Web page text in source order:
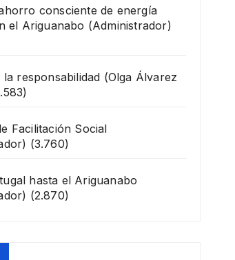
consciente de energía
el Ariguanabo (Administrador)
responsabilidad (Olga Álvarez
Facilitación Social
(3.760)
hasta el Ariguanabo
(2.870)